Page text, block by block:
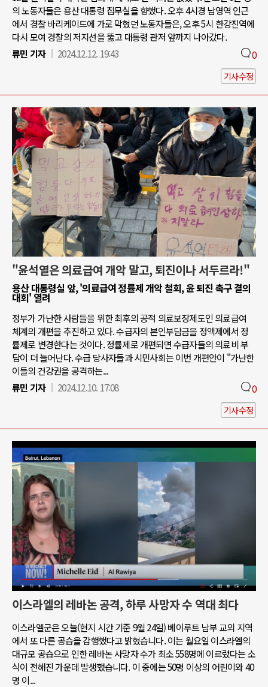
의 노동자들은 용산 대통령 집무실을 향했다. 오후 4시경 남영역 인근
에서 경찰 바리케이드에 가로 막혔던 노동자들은, 오후 5시 한강진역에
다시 모여 경찰의 저지선을 뚫고 대통령 관저 앞까지 나아갔다.
류민 기자
2024.12.12. 19:43 0
기사수정
"윤석열은 의료급여 개악 말고, 퇴진이나 서두르라!"
용산 대통령실 앞, '의료급여 정률제 개악 철회, 윤 퇴진 촉구 결의
대회' 열려
정부가 가난한 사람들을 위한 최후의 공적 의료보장제도인 의료급여
체계의 개편을 추진하고 있다. 수급자의 본인부담금을 정액제에서 정
률제로 변경한다는 것이다. 정률제로 개편되면 수급자들의 의료비 부
담이 더 늘어난다. 수급 당사자들과 시민사회는 이번 개편안이 "가난한
이들의 건강권을 공격하는...
류민 기자
2024.12.10. 17:08 0
기사수정
이스라엘의 레바논 공격, 하루 사망자 수 역대 최다
이스라엘군은 오늘(현지 시간 기준 9월 24일) 베이루트 남부 교외 지역
에서 또 다른 공습을 감행했다고 밝혔습니다. 이는 월요일 이스라엘의
대규모 공습으로 인한 레바논 사망자 수가 최소 558명에 이르렀다는 소
식이 전해진 가운데 발생했습니다. 이 중에는 50명 이상의 어린이와 40
명 이...